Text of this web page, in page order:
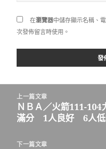
在瀏覽器中儲存顯示名稱、
次發佈留言時使用。
上一篇文章
上
一
文
ＮＢＡ／火箭111-
滿分 1人良好 6人
下一篇文章